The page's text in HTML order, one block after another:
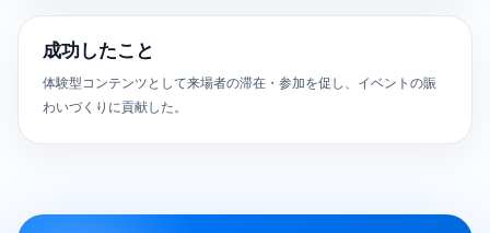
成功したこと
体験型コンテンツとして来場者の滞在・参加を促し、イベントの賑
わいづくりに貢献した。